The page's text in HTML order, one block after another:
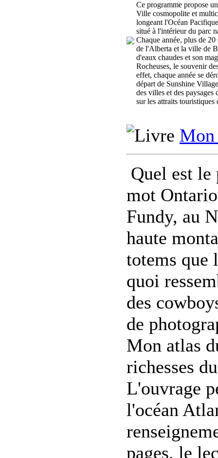
Ce programme propose
Ville cosmopolite et
longeant l'Océan
situé à l'intérieur du parc
Chaque année, plus de
de l'Alberta et la ville de
d'eaux chaudes et son
Rocheuses, le souvenir
effet, chaque année se
départ de Sunshine
des villes et des
sur les attraits
Mon
Quel est le
mot
Fundy, au
haute
totems que
quoi
des
de
Mon atlas
richesses
L'ouvrage
l'océan
pages, le